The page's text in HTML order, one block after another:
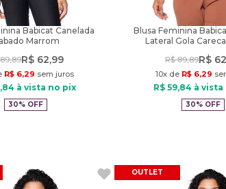
Babicat Canelada
Marrom
89,89R$ 62,99
R$ 6,29 sem juros
,84 à vista no pix
30% OFF
Blusa Feminina
Lateral Gola
R$ 89,89R$ 62
10x de R$ 6,29
R$ 59,84 à vista
30% OFF
OUTLET